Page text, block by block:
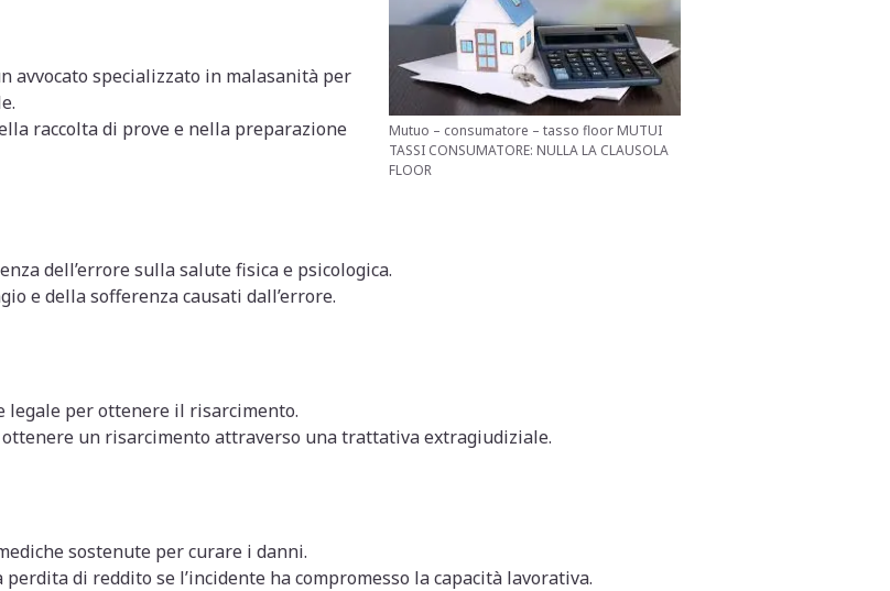
Mutuo – consumatore – tasso floor MUTUI
TASSI CONSUMATORE: NULLA LA CLAUSOLA
FLOOR
avvocato specializzato in malasanità per
raccolta di prove e nella preparazione
dell’errore sulla salute fisica e psicologica.
e della sofferenza causati dall’errore.
legale per ottenere il risarcimento.
un risarcimento attraverso una trattativa extragiudiziale.
sostenute per curare i danni.
di reddito se l’incidente ha compromesso la capacità lavorativa.